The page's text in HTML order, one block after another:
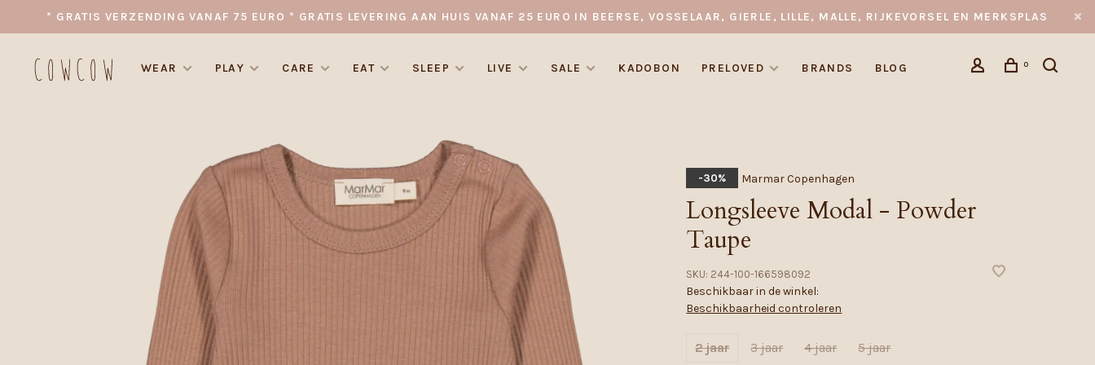
* GRATIS VERZENDING VANAF 75 EURO * GRATIS LEVERING AAN HUIS VANAF 25 EURO IN BEERSE, VOSSELAAR, GIERLE, LILLE, MALLE, RIJKEVORSEL EN MERKSPLAS
WEAR PLAY CARE EAT SLEEP LIVE SALE KADOBON PRELOVED BRANDS BLOG 0
-30% Marmar Copenhagen
Longsleeve Modal - Powder
Taupe
SKU: 244-100-166598092
Beschikbaar in de winkel:
Beschikbaarheid controleren
2 jaar 3 jaar 4 jaar 5 jaar